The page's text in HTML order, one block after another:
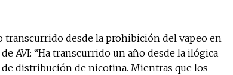
transcurrido desde la prohibición del vapeo en
de AVI: “Ha transcurrido un año desde la ilógica
distribución de nicotina. Mientras que los